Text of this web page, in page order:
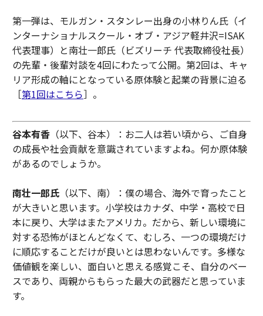
第一弾は、モルガン・スタンレー出身の小林りん氏（イ
ンターナショナルスクール・オブ・アジア軽井沢=ISAK
代表理事）と南壮一郎氏（ビズリーチ 代表取締役社長）
の先輩・後輩対談を4回にわたって公開。第2回は、キャ
リア形成の軸にとなっている原体験と起業の背景に迫る
［第1回はこちら］。
谷本有香（以下、谷本）：お二人は若い頃から、ご自身
の成長や社会貢献を意識されていますよね。何か原体験
があるのでしょうか。
南壮一郎氏（以下、南）：僕の場合、海外で育ったこと
が大きいと思います。小学校はカナダ、中学・高校で日
本に戻り、大学はまたアメリカ。だから、新しい環境に
対する恐怖がほとんどなくて、むしろ、一つの環境だけ
に順応することだけが良いとは思わないんです。多様な
価値観を楽しい、面白いと思える感覚こそ、自分のベー
スであり、両親からもらった最大の武器だと思っていま
す。